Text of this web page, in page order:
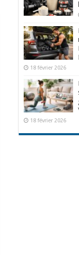
18 février 2026
18 février 2026